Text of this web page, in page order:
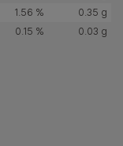
1.56 %
0.35 g
0.15 % 0.03 g